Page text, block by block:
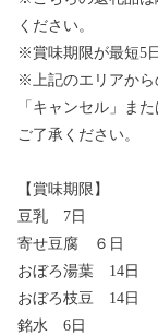
ください。
※賞味期限が最短5
※上記のエリアから
「キャンセル」ま
ご了承ください。
【賞味期限】
豆乳 7日
寄せ豆腐 ６日
おぼろ湯葉 14日
おぼろ枝豆 14日
銘水 6日